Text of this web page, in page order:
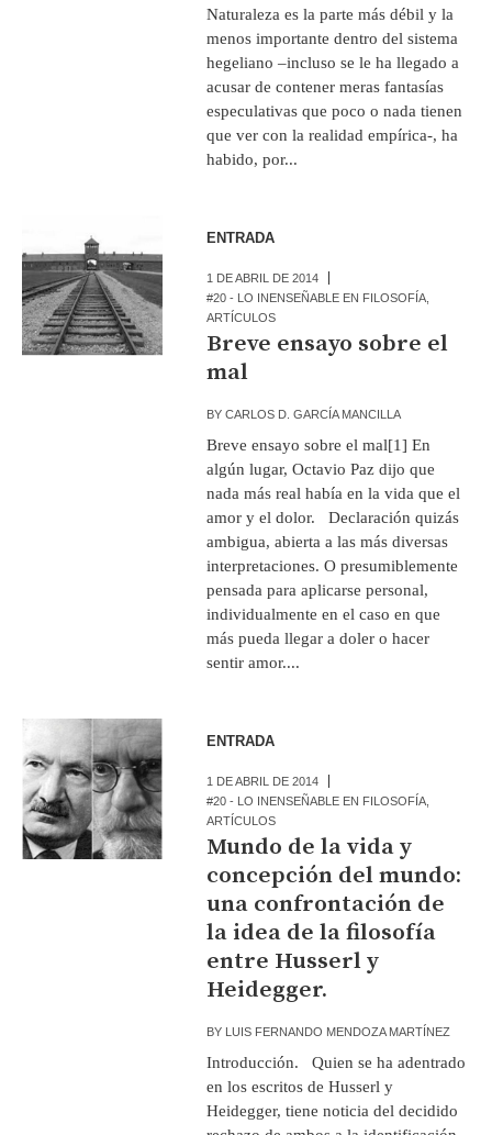
Naturaleza es la parte más débil y la
menos importante dentro del sistema
hegeliano –incluso se le ha llegado a
acusar de contener meras fantasías
especulativas que poco o nada tienen
que ver con la realidad empírica-, ha
habido, por...
ENTRADA
1 DE ABRIL DE 2014
#20 - LO INENSEÑABLE EN FILOSOFÍA
ARTÍCULOS
Breve ensayo sobre el
mal
BYCARLOS D. GARCÍA MANCILLA
Breve ensayo sobre el mal[1] En
algún lugar, Octavio Paz dijo que
nada más real había en la vida que el
amor y el dolor. Declaración quizás
ambigua, abierta a las más diversas
interpretaciones. O presumiblemente
pensada para aplicarse personal,
individualmente en el caso en que
más pueda llegar a doler o hacer
sentir amor....
ENTRADA
1 DE ABRIL DE 2014
#20 - LO INENSEÑABLE EN FILOSOFÍA
ARTÍCULOS
Mundo de la vida y
concepción del mundo:
una confrontación de
la idea de la filosofía
entre Husserl y
Heidegger.
BY LUIS FERNANDO MENDOZA MARTÍNEZ
Introducción. Quien se ha adentrado
en los escritos de Husserl y
Heidegger, tiene noticia del decidido